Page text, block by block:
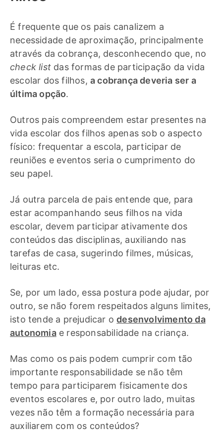
É frequente que os pais canalizem a
necessidade de aproximação, principalmente
através da cobrança, desconhecendo que, no
check list das formas de participação da vida
escolar dos filhos, a cobrança deveria ser a
última opção.
Outros pais compreendem estar presentes na
vida escolar dos filhos apenas sob o aspecto
físico: frequentar a escola, participar de
reuniões e eventos seria o cumprimento do
seu papel.
Já outra parcela de pais entende que, para
estar acompanhando seus filhos na vida
escolar, devem participar ativamente dos
conteúdos das disciplinas, auxiliando nas
tarefas de casa, sugerindo filmes, músicas,
leituras etc.
Se, por um lado, essa postura pode ajudar, por
outro, se não forem respeitados alguns limites,
isto tende a prejudicar odesenvolvimento da
autonomiae responsabilidade na criança.
Mas como os pais podem cumprir com tão
importante responsabilidade se não têm
tempo para participarem fisicamente dos
eventos escolares e, por outro lado, muitas
vezes não têm a formação necessária para
auxiliarem com os conteúdos?